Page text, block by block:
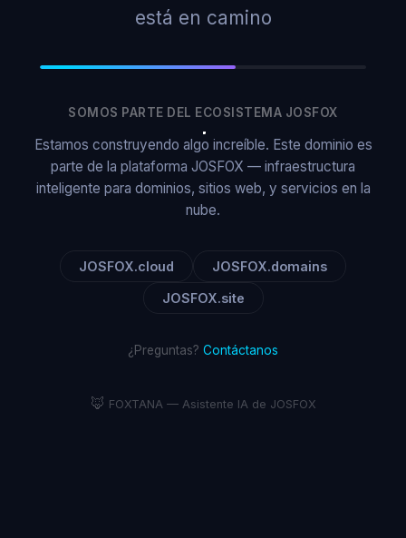
está en camino
SOMOS PARTE DEL ECOSISTEMA JOSFOX
Estamos construyendo algo increíble. Este dominio es
parte de la plataforma JOSFOX — infraestructura
inteligente para dominios, sitios web, y servicios en la
nube.
JOSFOX.cloud JOSFOX.domains
JOSFOX.site
¿Preguntas? Contáctanos
🦊 FOXTANA — Asistente IA de JOSFOX